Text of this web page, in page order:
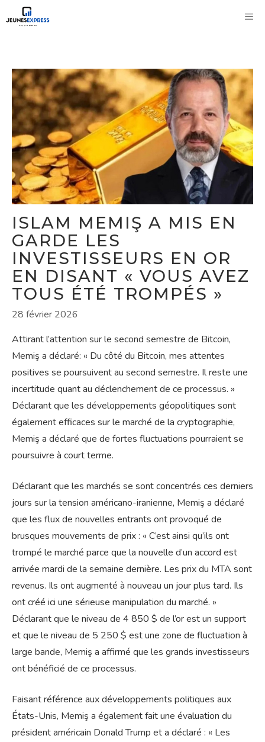
au
ISLAM MEMIŞ A MIS EN
GARDE LES
INVESTISSEURS EN OR
EN DISANT « VOUS AVEZ
TOUS ÉTÉ TROMPÉS »
28 février 2026
Attirant l’attention sur le second semestre de Bitcoin,
Memiş a déclaré: « Du côté du Bitcoin, mes attentes
positives se poursuivent au second semestre. Il reste une
incertitude quant au déclenchement de ce processus. »
Déclarant que les développements géopolitiques sont
également efficaces sur le marché de la cryptographie,
Memiş a déclaré que de fortes fluctuations pourraient se
poursuivre à court terme.
Déclarant que les marchés se sont concentrés ces derniers
jours sur la tension américano-iranienne, Memiş a déclaré
que les flux de nouvelles entrants ont provoqué de
brusques mouvements de prix : « C’est ainsi qu’ils ont
trompé le marché parce que la nouvelle d’un accord est
arrivée mardi de la semaine dernière. Les prix du MTA sont
revenus. Ils ont augmenté à nouveau un jour plus tard. Ils
ont créé ici une sérieuse manipulation du marché. »
Déclarant que le niveau de 4 850 $ de l’or est un support
et que le niveau de 5 250 $ est une zone de fluctuation à
large bande, Memiş a affirmé que les grands investisseurs
ont bénéficié de ce processus.
Faisant référence aux développements politiques aux
États-Unis, Memiş a également fait une évaluation du
président américain Donald Trump et a déclaré : « Les